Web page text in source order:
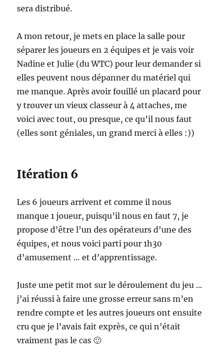
sera distribué.
A mon retour, je mets en place la salle pour
séparer les joueurs en 2 équipes et je vais voir
Nadine et Julie (du WTC) pour leur demander si
elles peuvent nous dépanner du matériel qui
me manque. Après avoir fouillé un placard pour
y trouver un vieux classeur à 4 attaches, me
voici avec tout, ou presque, ce qu’il nous faut
(elles sont géniales, un grand merci à elles :))
Itération 6
Les 6 joueurs arrivent et comme il nous
manque 1 joueur, puisqu’il nous en faut 7, je
propose d’être l’un des opérateurs d’une des
équipes, et nous voici parti pour 1h30
d’amusement … et d’apprentissage.
Juste une petit mot sur le déroulement du jeu …
j’ai réussi à faire une grosse erreur sans m’en
rendre compte et les autres joueurs ont ensuite
cru que je l’avais fait exprès, ce qui n’était
vraiment pas le cas 🙂